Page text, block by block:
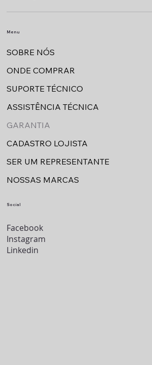
Menu
SOBRE NÓS
ONDE COMPRAR
SUPORTE TÉCNICO
ASSISTÊNCIA TÉCNICA
GARANTIA
CADASTRO LOJISTA
SER UM REPRESENTANTE
NOSSAS MARCAS
Social
Facebook
Instagram
Linkedin